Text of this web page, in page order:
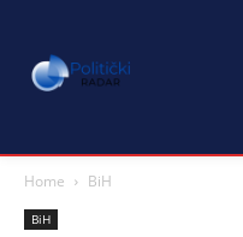
Home BiH
BiH